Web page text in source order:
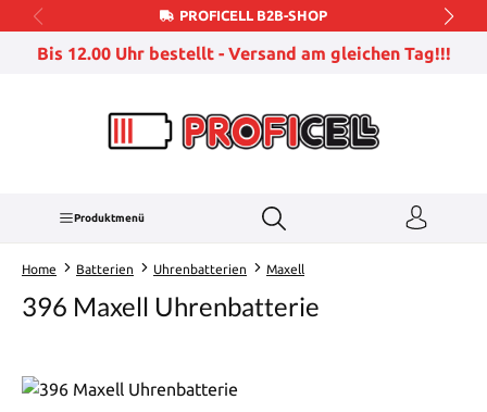
Zum Hauptinhalt springenPROFICELL B2B-SHOP
Bis 12.00 Uhr bestellt - Versand am gleichen Tag!!!
Produktmenü
Home Batterien Uhrenbatterien Maxell
396 Maxell Uhrenbatterie